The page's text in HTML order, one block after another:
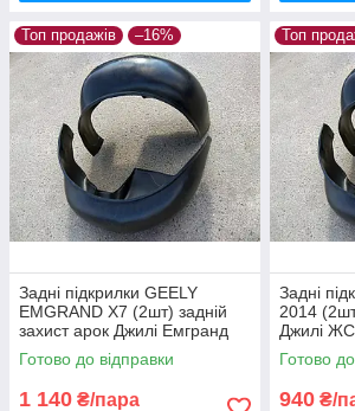
Топ продажів –16%
Задні підкрилки GEELY
EMGRAND X7 (2шт) задній
захист арок Джилі Емгранд
Х7 пара задніх
Готово до відправки
1 140 ₴/пара
Топ
Задні
2014
Джилі
Готово
940 ₴/